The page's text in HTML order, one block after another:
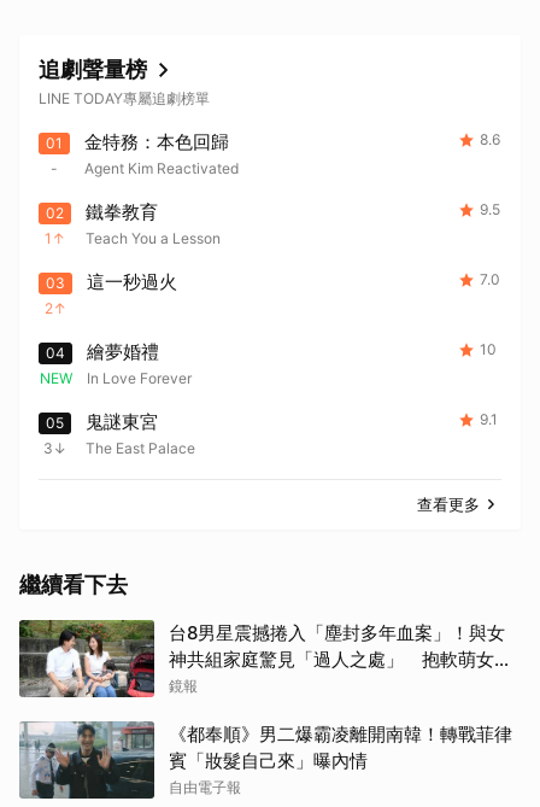
追劇聲量榜
LINE TODAY專屬追劇榜單
01
-
金特務：本色回歸
Agent Kim Reactivated
8.6
02
1
鐵拳教育
Teach You a Lesson
9.5
03
2
這一秒過火 7.0
04
NEW
繪夢婚禮
In Love Forever
10
05
3
鬼謎東宮
The East Palace
9.1
查看更多
繼續看下去
台8男星震撼捲入「塵封多年血案」！與女
神共組家庭驚見「過人之處」 抱軟萌女娃
動念再拚一胎
鏡報
《都奉順》男二爆霸凌離開南韓！轉戰菲律
賓「妝髮自己來」曝內情
自由電子報